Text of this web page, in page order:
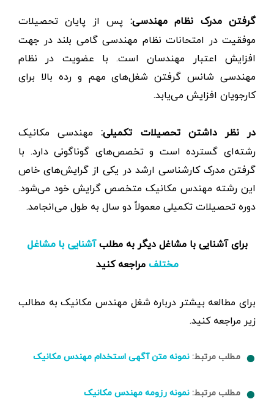
گرفتن مدرک نظام مهندسی: پس از پایان تحصیلات
موفقیت در امتحانات نظام مهندسی گامی بلند در جهت
افزایش اعتبار مهندسان است. با عضویت در نظام
مهندسی شانس گرفتن شغل‌های مهم و رده بالا برای
کارجویان افزایش می‌یابد.
در نظر داشتن تحصیلات تکمیلی:مهندسی مکانیک
رشته‌ای گسترده است و تخصص‌های گوناگونی دارد. با
گرفتن مدرک کارشناسی ارشد در یکی از گرایش‌های خاص
این رشته مهندس مکانیک متخصص گرایش خود می‌شود.
دوره تحصیلات تکمیلی معمولاً دو سال به طول می‌انجامد.
برای آشنایی با مشاغل دیگر به مطلبآشنایی با مشاغل
مختلف مراجعه کنید
برای مطالعه بیشتر درباره شغل مهندس مکانیک به مطالب
زیر مراجعه کنید.
مطلب مرتبط: نمونه متن آگهی استخدام مهندس مکانیک
مطلب مرتبط: نمونه رزومه مهندس مکانیک